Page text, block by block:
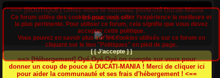
==> [BOUTIQUE] Offrez-vous le nouveau porte-clé Ducati-Mania
(cliquez ici) <==
==> [Hébergement] Oyé Oyé Oyé on compte sur vous pour
donner un coup de pouce à DUCATI-MANIA ! Merci de cliquer ici
pour aider la communauté et ses frais d'hébergement ! <==
Ce forum utilise des cookies pour vous offrir l‘expérience la meilleure et
la plus pertinente. Pour utiliser ce forum, cela signifie que vous devez
accepter cette politique.
Vous pouvez en savoir plus sur les cookies utilisés sur ce forum en
cliquant sur le lien "Politiques" en pied de page.
[ [ J’accepte ] ]